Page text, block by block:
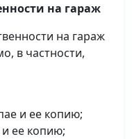
на гараж
на гараж
в частности,
и ее копию;
и ее копию;